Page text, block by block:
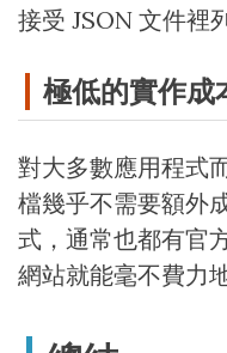
接受 JSON 文件裡
極低的實作成
對大多數應用程式
檔幾乎不需要額外
式，通常也都有官
網站就能毫不費力